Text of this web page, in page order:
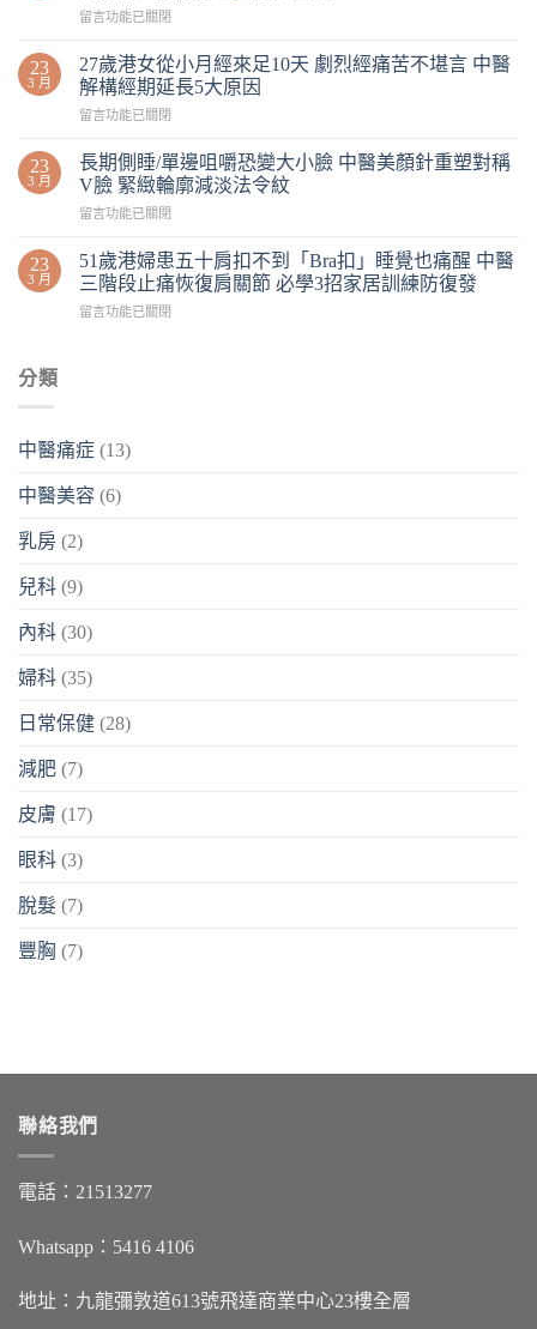
留言功能已關閉
23
3 月
27歲港女從小月經來足10天 劇烈經痛苦不堪言 中醫
解構經期延長5大原因
留言功能已關閉
23
3 月
長期側睡/單邊咀嚼恐變大小臉 中醫美顏針重塑對稱
V臉 緊緻輪廓減淡法令紋
留言功能已關閉
23
3 月
51歲港婦患五十肩扣不到「Bra扣」睡覺也痛醒 中醫
三階段止痛恢復肩關節 必學3招家居訓練防復發
留言功能已關閉
分類
中醫痛症 (13)
中醫美容 (6)
乳房 (2)
兒科 (9)
內科 (30)
婦科 (35)
日常保健 (28)
減肥 (7)
皮膚 (17)
眼科 (3)
脫髮 (7)
豐胸 (7)
聯絡我們
電話：21513277
Whatsapp：5416 4106
地址：九龍彌敦道613號飛達商業中心23樓全層